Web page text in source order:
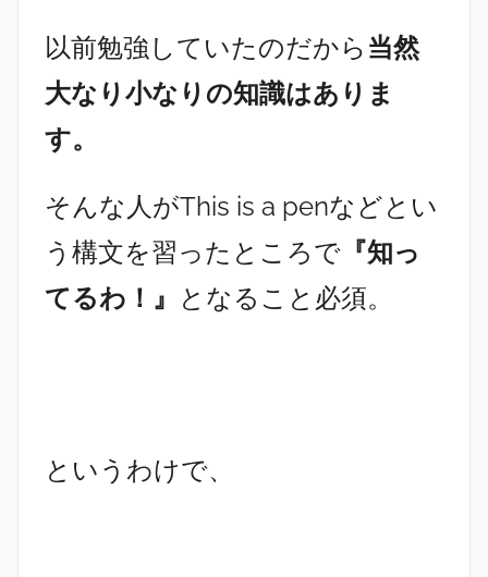
以前勉強していたのだから 当然
大なり小なりの知識はありま
す。
そんな人がThis is a penなどとい
う構文を習ったところで 『知っ
てるわ！』 となること必須。
というわけで、